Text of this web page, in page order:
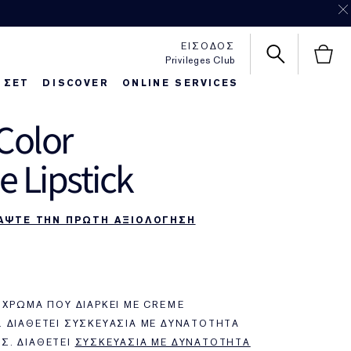
Privileges Club
ΕΙΣΟΔΟΣ
DISCOVER ONLINE SERVICES
Foundaton Finder
Repair
Belle
Lipstick
ΤΗΝ ΠΡΩΤΗ ΑΞΙΟΛΟΓΗΣΗ
ΠΟΥ ΔΙΑΡΚΕΊ ΜΕ CREME
ΣΥΣΚΕΥΑΣΊΑ ΜΕ ΔΥΝΑΤΌΤΗΤΑ
ΔΙΑΘΈΤΕΙ ΣΥΣΚΕΥΑΣΊΑ ΜΕ ΔΥΝΑΤΌΤΗΤΑ